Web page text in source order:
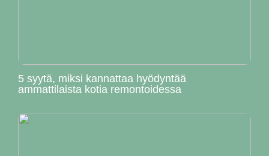
5 syytä, miksi kannattaa hyödyntää
ammattilaista kotia remontoidessa